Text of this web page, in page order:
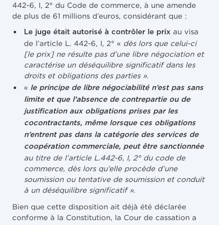
442-6, I, 2° du Code de commerce, à une amende
de plus de 61 millions d’euros, considérant que :
Le juge était autorisé à contrôler le prix au visa
de l’article L. 442-6, I, 2° « dès lors que celui-ci
[le prix] ne résulte pas d’une libre négociation et
caractérise un déséquilibre significatif dans les
droits et obligations des parties ».
« le principe de libre négociabilité n’est pas sans
limite et que l’absence de contrepartie ou de
justification aux obligations prises par les
cocontractants, même lorsque ces obligations
n’entrent pas dans la catégorie des services de
coopération commerciale, peut être sanctionnée
au titre de l’article L.442-6, I, 2° du code de
commerce, dès lors qu’elle procède d’une
soumission ou tentative de soumission et conduit
à un déséquilibre significatif ».
Bien que cette disposition ait déjà été déclarée
conforme à la Constitution, la Cour de cassation a